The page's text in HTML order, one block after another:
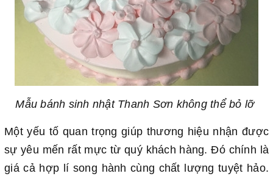
Mẫu bánh sinh nhật Thanh Sơn không thể bỏ lỡ
Một yếu tố quan trọng giúp thương hiệu nhận được
sự yêu mến rất mực từ quý khách hàng. Đó chính là
giá cả hợp lí song hành cùng chất lượng tuyệt hảo.